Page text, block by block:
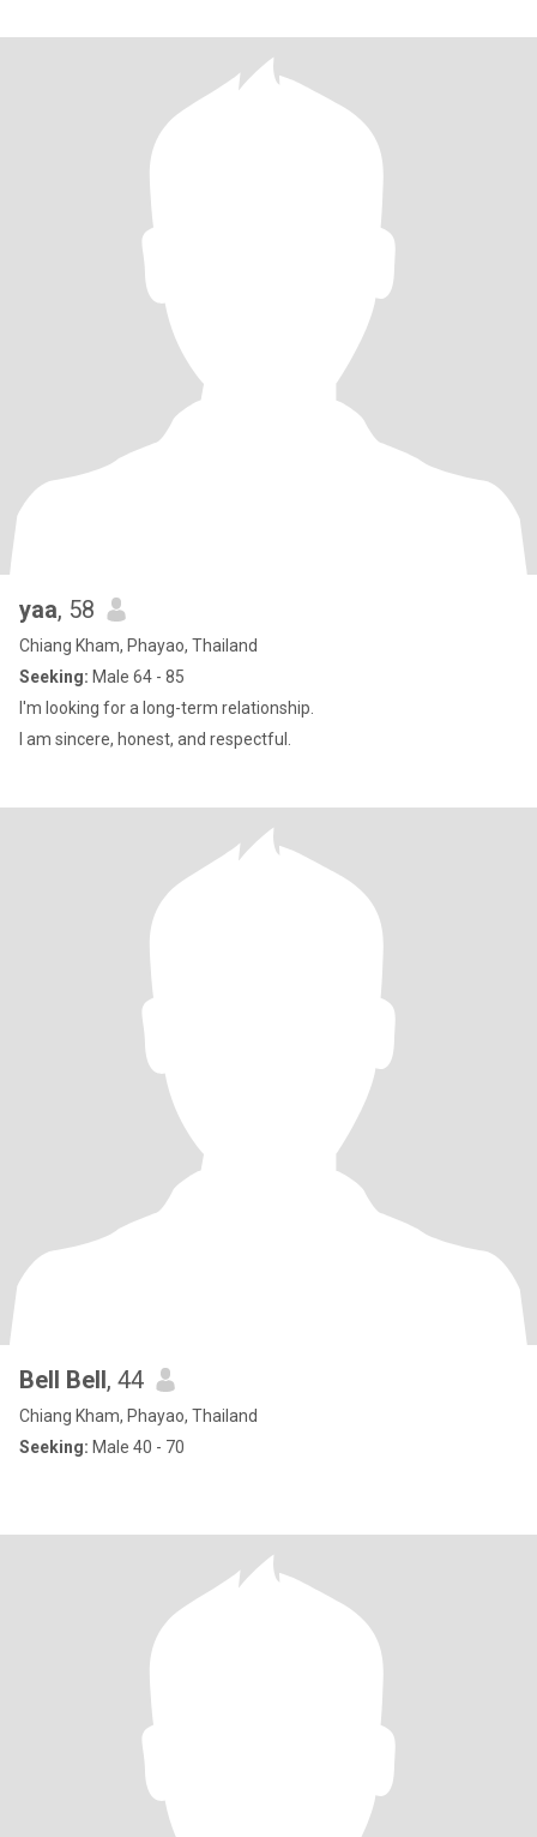
yaa, 58
Chiang Kham, Phayao, Thailand
Seeking: Male 64 - 85
I'm looking for a long-term relationship.
I am sincere, honest, and respectful.
Bell Bell, 44
Chiang Kham, Phayao, Thailand
Seeking: Male 40 - 70